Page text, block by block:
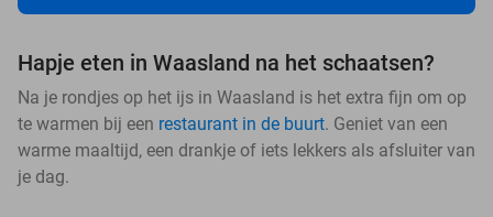
Hapje eten in Waasland na het schaatsen?
Na je rondjes op het ijs in Waasland is het extra fijn om op
te warmen bij een restaurant in de buurt. Geniet van een
warme maaltijd, een drankje of iets lekkers als afsluiter van
je dag.